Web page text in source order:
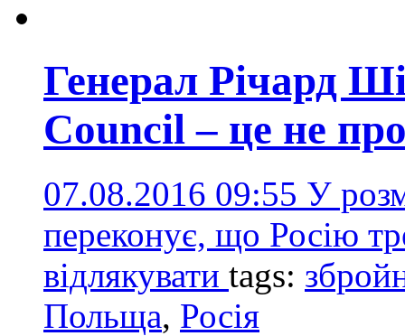
Генерал Річард
Council – це не
07.08.2016 09:55 У
переконує, що Росію
відлякувати tags:
Польща, Росія